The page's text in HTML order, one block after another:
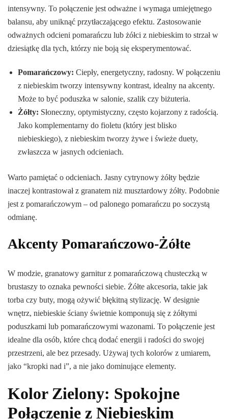
intensywny. To połączenie jest odważne i wymaga umiejętnego
balansu, aby uniknąć przytłaczającego efektu. Zastosowanie
odważnych odcieni pomarańczu lub żółci z niebieskim to strzał w
dziesiątkę dla tych, którzy nie boją się eksperymentować.
Pomarańczowy: Ciepły, energetyczny, radosny. W połączeniu
z niebieskim tworzy intensywny kontrast, idealny na akcenty.
Może to być poduszka w salonie, szalik czy biżuteria.
Żółty: Słoneczny, optymistyczny, często kojarzony z radością.
Jako komplementarny do fioletu (który jest blisko
niebieskiego), z niebieskim tworzy żywe i świeże duety,
zwłaszcza w jasnych odcieniach.
Warto pamiętać o odcieniach. Jasny cytrynowy żółty będzie
inaczej kontrastował z granatem niż musztardowy żółty. Podobnie
jest z pomarańczowym – od palonego pomarańczu po soczystą
odmianę.
Akcenty Pomarańczowo-Żółte
W modzie, granatowy garnitur z pomarańczową chusteczką w
brustaszy to oznaka pewności siebie. Żółte akcesoria, takie jak
torba czy buty, mogą ożywić błękitną stylizację. W designie
wnętrz, niebieskie ściany świetnie komponują się z żółtymi
poduszkami lub pomarańczowymi wazonami. To połączenie jest
idealne dla osób, które chcą dodać energii i radości do swojej
przestrzeni, ale bez przesady. Używaj tych kolorów z umiarem,
jako “kropki nad i”, a nie jako dominujące elementy.
Kolor Zielony: Spokojne
Połączenie z Niebieskim